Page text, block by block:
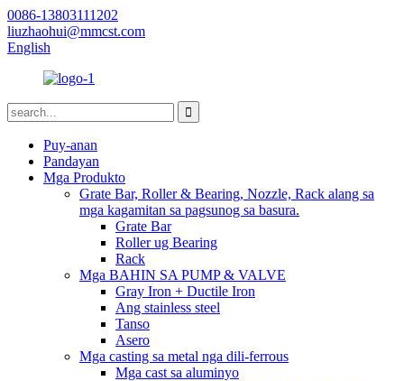
0086-13803111202
liuzhaohui@mmcst.com
English
Puy-anan
Pandayan
Mga Produkto
Grate Bar, Roller & Bearing, Nozzle, Rack alang sa
mga kagamitan sa pagsunog sa basura.
Grate Bar
Roller ug Bearing
Rack
Mga BAHIN SA PUMP & VALVE
Gray Iron + Ductile Iron
Ang stainless steel
Tanso
Asero
Mga casting sa metal nga dili-ferrous
Mga cast sa aluminyo